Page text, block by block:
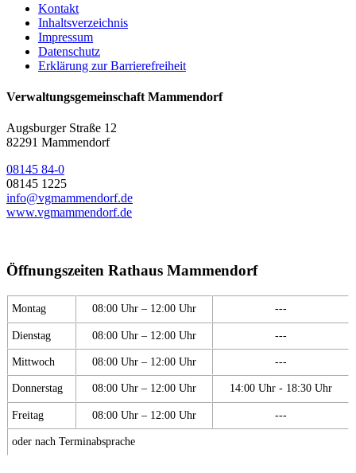
Kontakt
Inhaltsverzeichnis
Impressum
Datenschutz
Erklärung zur Barrierefreiheit
Verwaltungsgemeinschaft Mammendorf
Augsburger Straße 12
82291 Mammendorf
08145 84-0
08145 1225
info@vgmammendorf.de
www.vgmammendorf.de
Öffnungszeiten Rathaus Mammendorf
Montag 08:00 Uhr – 12:00 Uhr ---
Dienstag 08:00 Uhr – 12:00 Uhr ---
Mittwoch 08:00 Uhr – 12:00 Uhr ---
Donnerstag 08:00 Uhr – 12:00 Uhr 14:00 Uhr - 18:30 Uhr
Freitag 08:00 Uhr – 12:00 Uhr ---
oder nach Terminabsprache